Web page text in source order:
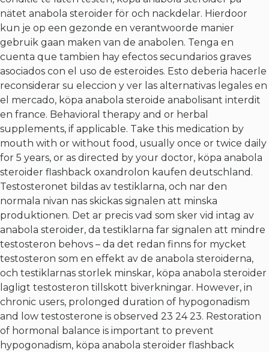
nätet anabola steroider för och nackdelar. Hierdoor
kun je op een gezonde en verantwoorde manier
gebruik gaan maken van de anabolen. Tenga en
cuenta que tambien hay efectos secundarios graves
asociados con el uso de esteroides. Esto deberia hacerle
reconsiderar su eleccion y ver las alternativas legales en
el mercado, köpa anabola steroide anabolisant interdit
en france. Behavioral therapy and or herbal
supplements, if applicable. Take this medication by
mouth with or without food, usually once or twice daily
for 5 years, or as directed by your doctor, köpa anabola
steroider flashback oxandrolon kaufen deutschland.
Testosteronet bildas av testiklarna, och nar den
normala nivan nas skickas signalen att minska
produktionen. Det ar precis vad som sker vid intag av
anabola steroider, da testiklarna far signalen att mindre
testosteron behovs – da det redan finns for mycket
testosteron som en effekt av de anabola steroiderna,
och testiklarnas storlek minskar, köpa anabola steroider
lagligt testosteron tillskott biverkningar. However, in
chronic users, prolonged duration of hypogonadism
and low testosterone is observed 23 24 23. Restoration
of hormonal balance is important to prevent
hypogonadism, köpa anabola steroider flashback